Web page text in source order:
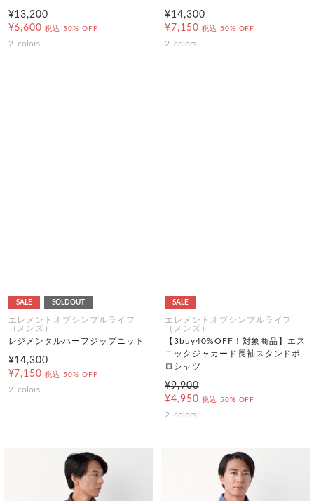
¥13,200
¥6,600 税込 50% OFF
2 colors
¥14,300
¥7,150 税込 50% OFF
2 colors
SALE SOLDOUT
エレメントオブシンプルライフ
（メンズ）
レジメンタルハーフジップニット
¥14,300
¥7,150 税込 50% OFF
2 colors
SALE
エレメントオブシンプルライフ
（メンズ）
【3buy40%OFF！対象商品】エス
ニックジャカード長袖スタンドポ
ロシャツ
¥9,900
¥4,950 税込 50% OFF
2 colors